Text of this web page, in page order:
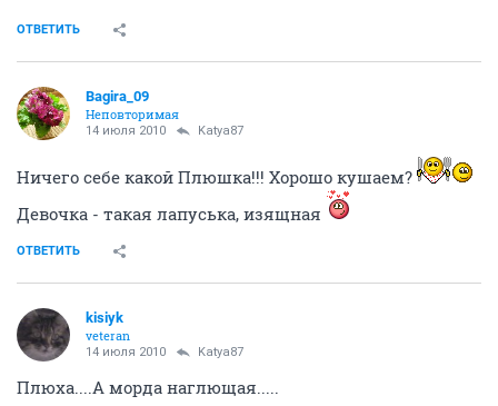
ОТВЕТИТЬ
Bagira_09
Неповторимая
14 июля 2010 Katya87
Ничего себе какой Плюшка!!! Хорошо кушаем?
Девочка - такая лапуська, изящная
ОТВЕТИТЬ
kisiyk
veteran
14 июля 2010 Katya87
Плюха....А морда наглющая.....